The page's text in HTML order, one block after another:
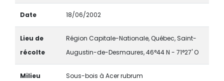
Date 18/06/2002
Lieu de
récolte
Région Capitale-Nationale, Québec, Saint-
Augustin-de-Desmaures, 46°44 N - 71°27' O
Milieu Sous-bois à Acer rubrum